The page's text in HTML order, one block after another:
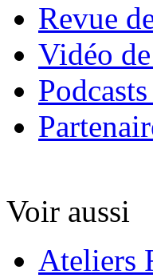
Revue
Vidéo
Voir aussi
Ateliers